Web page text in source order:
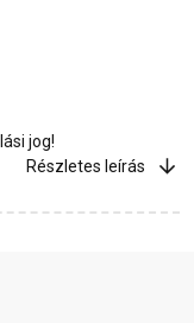
jog!
Részletes leírás